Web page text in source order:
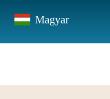
Magyar